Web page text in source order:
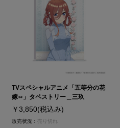
TVスペシャルアニメ「五等分の花
嫁∽」タペストリー＿三玖
￥3,850(税込み)
販売状況：売り切れ